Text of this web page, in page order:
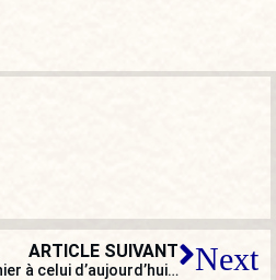
ARTICLE SUIVANT
à celui d’aujourd’hui… Next